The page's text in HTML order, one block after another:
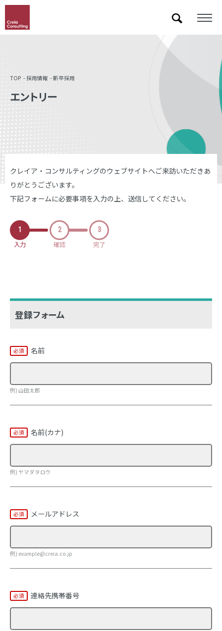
「&」などの記号を含むキーワードで検索した際に検索結果が正しく表示されない場合があります。
その場合は記号に続いて半角スペースを挿入して検索し直してください。
TOP 採用情報 新卒採用
エントリー
クレイア・コンサルティングのウェブサイトへご来訪いただきあ
りがとうございます。
下記フォームに必要事項を入力の上、送信してください。
1
入力
2
確認
3
完了
登録フォーム
名前
例) 山田太郎
名前(カナ)
例) ヤマダタロウ
メールアドレス
例) example@creia.co.jp
連絡先携帯番号